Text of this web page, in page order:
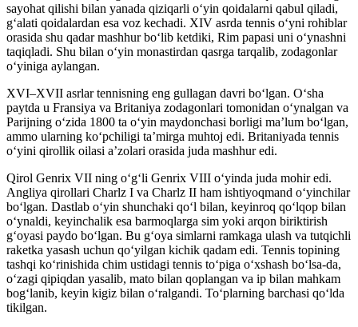
sayohat qilishi bilan yanada qiziqarli oʻyin qoidalarni qabul qiladi,
gʻalati qoidalardan esa voz kechadi. XIV asrda tennis oʻyni rohiblar
orasida shu qadar mashhur boʻlib ketdiki, Rim papasi uni oʻynashni
taqiqladi. Shu bilan oʻyin monastirdan qasrga tarqalib, zodagonlar
oʻyiniga aylangan.
XVI–XVII asrlar tennisning eng gullagan davri boʻlgan. Oʻsha
paytda u Fransiya va Britaniya zodagonlari tomonidan oʻynalgan va
Parijning oʻzida 1800 ta oʻyin maydonchasi borligi maʼlum boʻlgan,
ammo ularning koʻpchiligi taʼmirga muhtoj edi. Britaniyada tennis
oʻyini qirollik oilasi aʼzolari orasida juda mashhur edi.
Qirol Genrix VII ning oʻgʻli Genrix VIII oʻyinda juda mohir edi.
Angliya qirollari Charlz I va Charlz II ham ishtiyoqmand oʻyinchilar
boʻlgan. Dastlab oʻyin shunchaki qoʻl bilan, keyinroq qoʻlqop bilan
oʻynaldi, keyinchalik esa barmoqlarga sim yoki arqon biriktirish
gʻoyasi paydo boʻlgan. Bu gʻoya simlarni ramkaga ulash va tutqichli
raketka yasash uchun qoʻyilgan kichik qadam edi. Tennis topining
tashqi koʻrinishida chim ustidagi tennis toʻpiga oʻxshash boʻlsa-da,
oʻzagi qipiqdan yasalib, mato bilan qoplangan va ip bilan mahkam
bogʻlanib, keyin kigiz bilan oʻralgandi. Toʻplarning barchasi qoʻlda
tikilgan.